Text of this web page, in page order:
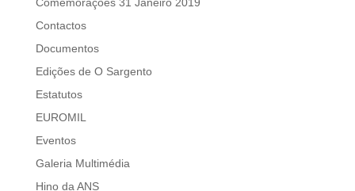
Contactos
Documentos
Edições de O Sargento
Estatutos
EUROMIL
Eventos
Galeria Multimédia
Hino da ANS